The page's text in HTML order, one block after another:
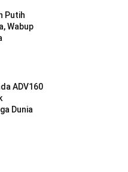
Putih
Wabup
ADV160
Dunia